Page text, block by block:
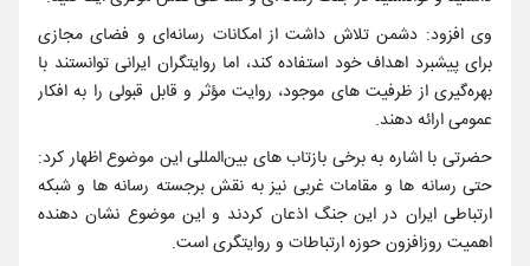
وی افزود: دشمن تلاش داشت از امکانات رسانه‌ای و فضای مجازی
برای پیشبرد اهداف خود استفاده کند، اما روایتگران ایرانی توانستند با
بهره‌گیری از ظرفیت‌ های موجود، روایت مؤثر و قابل قبولی را به افکار
عمومی ارائه دهند.
حضرتی با اشاره به برخی بازتاب‌ های بین‌المللی این موضوع اظهار کرد:
حتی رسانه‌ ها و مقامات غربی نیز به نقش برجسته رسانه‌ ها و شبکه
ارتباطی ایران در این جنگ اذعان کردند و این موضوع نشان‌ دهنده
اهمیت روزافزون حوزه ارتباطات و روایتگری است.